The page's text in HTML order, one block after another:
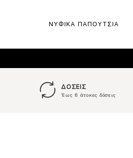
ΝΥΦΙΚΑ ΠΑΠΟΥΤΣΙΑ
ΔΟΣΕΙΣ
Έως 6 άτοκες δόσεις